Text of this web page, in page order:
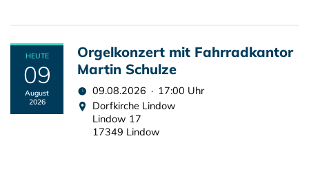
HEUTE
09
August
2026
Orgelkonzert mit Fahrradkantor
Martin Schulze
09.08.2026 · 17:00 Uhr
Dorfkirche Lindow
Lindow 17
17349 Lindow